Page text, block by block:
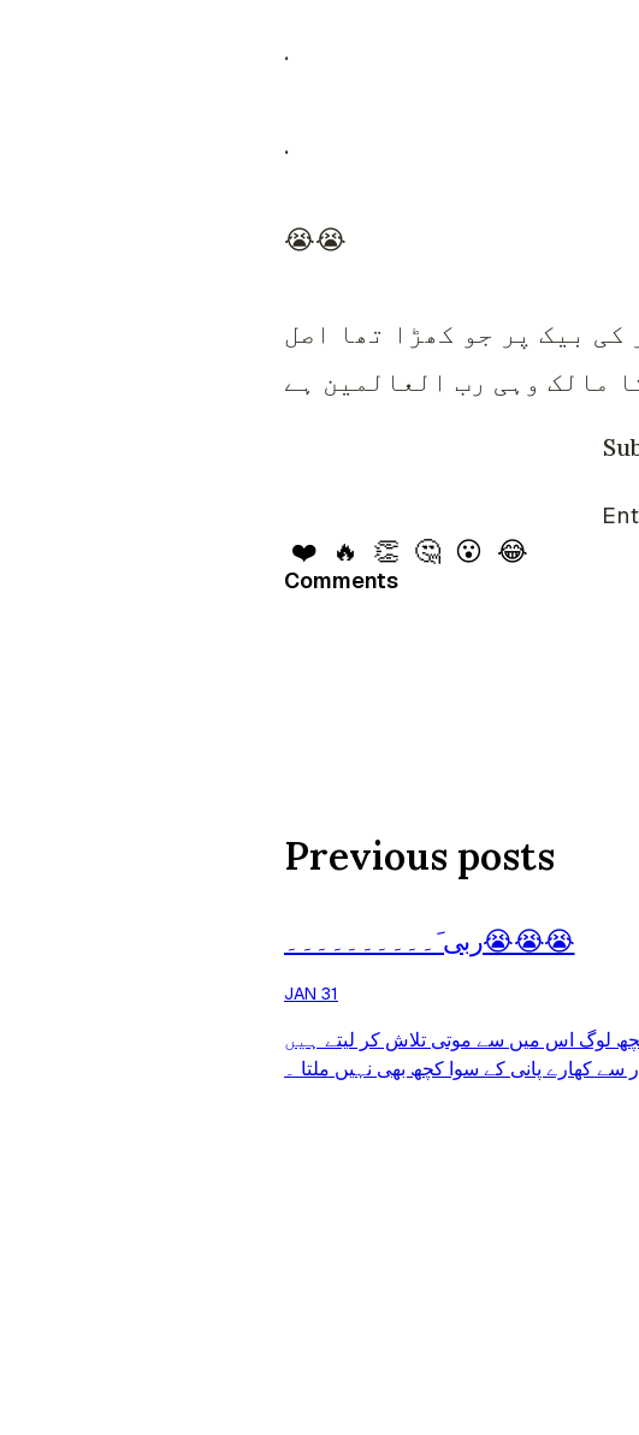
.
.
😭😭
کی بیک پر جو کھڑا تھا اصل
مالک وہی رب العالمین ہے
❤️ 🔥 👏 🤔 😮 😂
Comments
Previous posts
ربی َ۔۔۔۔۔۔۔۔۔۔😭😭😭
JAN 31
لوگ اس میں سے موتی تلاش کر لیتے ہیں
سے کھارے پانی کے سوا کچھ بھی نہیں ملتا ۔